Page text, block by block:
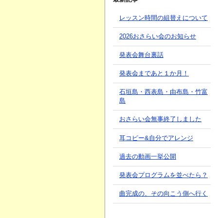
レッスン時間の組替えについて
2026おさらい会のお知らせ
発表会舞台裏話
発表会まであと１か月！
石垣島・西表島・由布島・竹富
島
おさらい会無事終了しました
耳コピー&自分でアレンジ
過去の動画一挙公開
発表会プログラムを並べたら？
曲完成の、その向こう側へ行く